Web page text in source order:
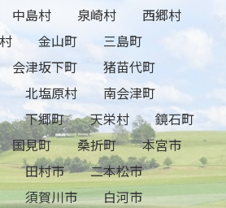
中島村 泉崎村
西郷村
金山町
三島町
会津坂下町
猪苗代町
北塩原村
南会津町
下郷町 天栄村
鏡石町
国見町 桑折町
本宮市
田村市
二本松市
須賀川市
白河市